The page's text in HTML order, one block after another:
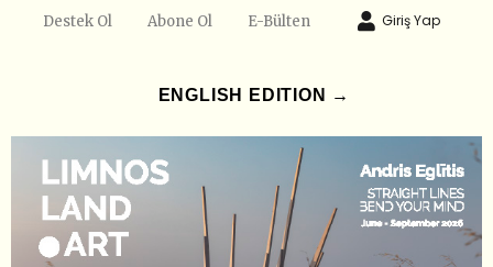
Destek Ol Abone Ol E-Bülten Giriş Yap
ENGLISH EDITION →